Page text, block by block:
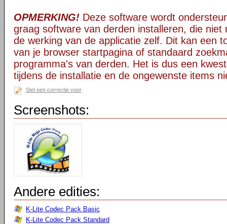
OPMERKING! Deze software wordt
graag software van derden installeren, die niet
de werking van de applicatie zelf. Dit kan een
van je browser startpagina of standaard
programma's van derden. Het is dus een
tijdens de installatie en de ongewenste items
Stel een correctie voor
Screenshots:
Andere edities:
K-Lite Codec Pack Basic
K-Lite Codec Pack Standard